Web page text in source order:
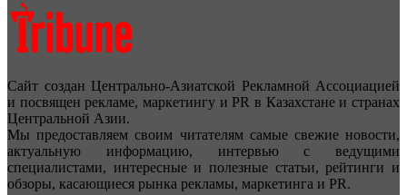
Сайт создан Центрально-Азиатской Рекламной Ассоциацией
и посвящен рекламе, маркетингу и PR в Казахстане и странах
Центральной Азии.
Мы предоставляем своим читателям самые свежие новости,
актуальную информацию, интервью с ведущими
специалистами, интересные и полезные статьи, рейтинги и
обзоры, касающиеся рынка рекламы, маркетинга и PR.